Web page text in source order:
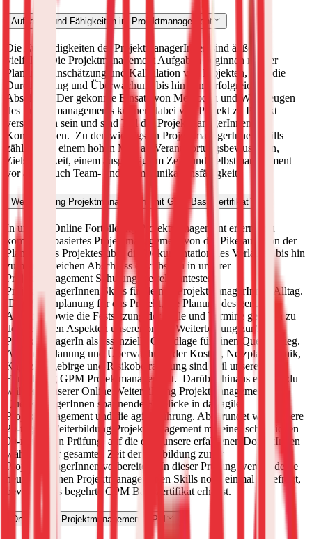
Aufgaben und Fähigkeiten im Projektmanagement
Die Zuständigkeiten der ProjektmanagerInnen sind äußerst
vielfältig. Die Projektmanagement Aufgaben beginnen mit der
Planung, Einschätzung und Kalkulation von Projekten, über die
Durchführung und Überwachung bis hin zum erfolgreichen
Abschluss. Der gekonnte Einsatz von Methoden und Werkzeugen
des Projektmanagements können dabei von Projekt zu Projekt
verschieden sein und sind Teil der ProjektmanagerInnen
Kompetenzen. Zu den wichtigsten ProjektmanagerInnen Skills
zählt neben einem hohen Maß an Verantwortungsbewusstsein,
Zielstrebigkeit, einem ausgeprägtem Zeit- und Selbstmanagement
vor allem auch Team- und Kommunikationsfähigkeit.
Weiterbildung Projektmanagement mit GPM Basiszertifikat
In unserer Online Fortbildung Projektmanagement erlernst du
kompetenzbasiertes Projektmanagement von der Pike auf. Von der
Planung des Projektes über die Dokumentation des Verlaufes bis hin
zum erfolgreichen Abschluss erwirbst du in unserer
Projektmanagement Schulung die relevantesten
ProjektmanagerInnen Skills für deinen ProjektmanagerInnen Alltag.
Die Phasenplanung für das Projekt, die Planung des genauen
Ablaufes sowie die Festsetzung der Ziele und Termine gehören zu
den zentralen Aspekten unserer online Weiterbildung zur/m
ProjektmanagerIn als essenzielle Grundlage für einen Quereinstieg.
Auch die Planung und Überwachung der Kosten, Netzplantechnik,
Kapazitätsgebirge und Risikobetrachtung sind Teil unserer
Fortbildung GPM Projektmanagement. Darüber hinaus erhältst du
während unserer Online Weiterbildung Projektmanagement für
QuereinsteigerInnen spannende Einblicke in das agile
Projektmanagement und die agile Führung. Abgerundet wird unsere
20-tägige Weiterbildung Projektmanagement mit einer schriftlichen
90-minütigen Prüfung, auf die dich unsere erfahrenen DozentInnen
während der gesamten Zeit der Fortbildung zum/r
ProjektmanagerInnen vorbereiten.
In dieser Prüfung werden deine
neuerworbenen ProjektmanagerInnen Skills noch einmal abgefragt,
bevor du das begehrte GPM Basiszertifikat erhältst.
Online Kurs Projektmanagement GPM